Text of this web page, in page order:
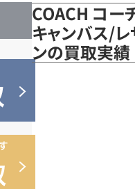
COACH コー
キャンバス/
ンの買取実績